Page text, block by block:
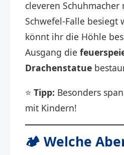
cleveren
Schwefel-Falle besiegt
könnt ihr die Höhle
Ausgang die
Drachenstatue
⭐ Tipp: Besonders
mit Kindern!
🏕️ Welche